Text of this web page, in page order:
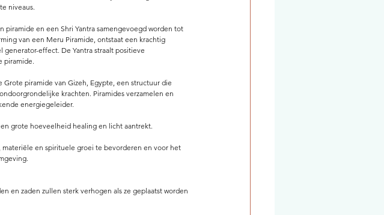
niveaus.
piramide en een Shri Yantra samengevoegd worden tot
van een Meru Piramide, ontstaat een krachtig
generator-effect. De Yantra straalt positieve
piramide.
piramide van Gizeh, Egypte, een structuur die
krachten. Piramides verzamelen en
energiegeleider.
grote hoeveelheid healing en licht aantrekt.
materiële en spirituele groei te bevorderen en voor het
en zaden zullen sterk verhogen als ze geplaatst worden